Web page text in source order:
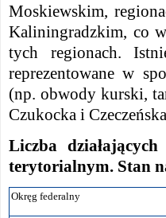
Moskiewskim,
Kaliningradzkim, co
tych regionach.
reprezentowane w
(np. obwody kurski,
Czukocka i
Liczba
terytorialnym. Stan
Okręg federalny